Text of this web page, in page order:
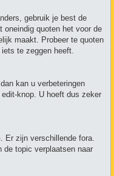
gebruik je best de
oneindig quoten het voor de
maakt. Probeer te quoten
te zeggen heeft.
kan u verbeteringen
knop. U hoeft dus zeker
Er zijn verschillende fora.
de topic verplaatsen naar